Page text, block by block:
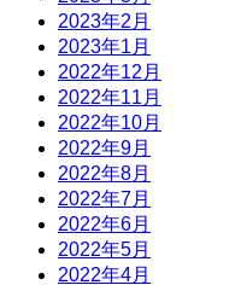
2023年2月
2023年1月
2022年12月
2022年11月
2022年10月
2022年9月
2022年8月
2022年7月
2022年6月
2022年5月
2022年4月